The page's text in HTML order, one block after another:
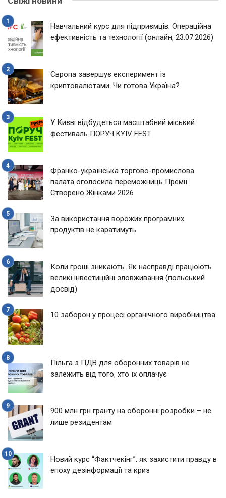
Навчальний курс для підприємців: Операційна
ефективність та технології (онлайн, 23.07.2026)
Європа завершує експеримент із
криптовалютами. Чи готова Україна?
У Києві відбудеться масштабний міський
фестиваль ПОРУЧ KYIV FEST
Франко-українська торгово-промислова
палата оголосила переможниць Премії
Створено Жінками 2026
За використання ворожих програмних
продуктів не каратимуть
Коли гроші зникають. Як насправді працюють
великі інвестиційні зловживання (польський
досвід)
10 заборон у процесі органічного виробництва
Пільга з ПДВ для оборонних товарів не
залежить від того, хто їх оплачує
900 млн грн гранту на оборонні розробки – не
лише резидентам
Новий курс “Фактчекінг”: як захистити правду в
епоху дезінформації та криз